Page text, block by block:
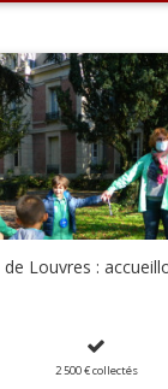
Louvres :
2 500 €collectés